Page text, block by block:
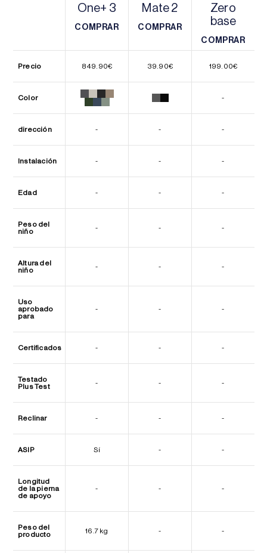
One+ 3
COMPRAR
Mate 2
COMPRAR
Zero
base
COMPRAR
COMPRAR
Precio 849.90€ 39.90€ 199.00€
Color -
dirección - - -
Instalación - - -
Edad - - -
Peso del
niño
- - -
Altura del
niño
- - -
Uso
aprobado
para
- - -
Certificados - - -
Testado
Plus Test
- - -
Reclinar - - -
ASIP Sí - -
Longitud
de la pierna
de apoyo
- - -
Peso del
producto
16.7 kg - -